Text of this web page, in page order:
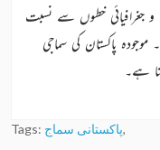
و جغرافیائی خطوں سے نسبت
پاکستان کی سماجی
ہے۔
Tags: پاکستانی سماج,